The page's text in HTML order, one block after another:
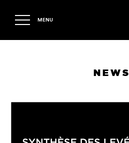
MENU
NEWS